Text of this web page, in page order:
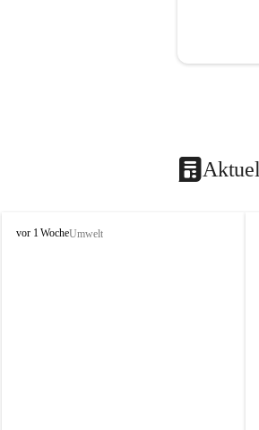
V
vor 1 WocheUmwelt